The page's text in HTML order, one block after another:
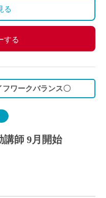
他学校スケジュールによ
る
する
ワークバランス〇
講師 9月開始